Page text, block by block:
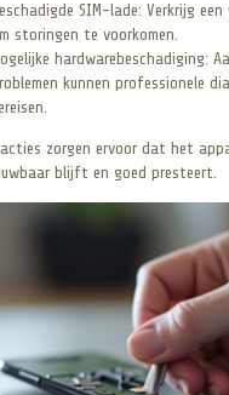
SIM-lade: Verkrijg een
storingen te voorkomen.
hardwarebeschadiging:
kunnen professionele
acties zorgen ervoor dat het
blijft en goed presteert.